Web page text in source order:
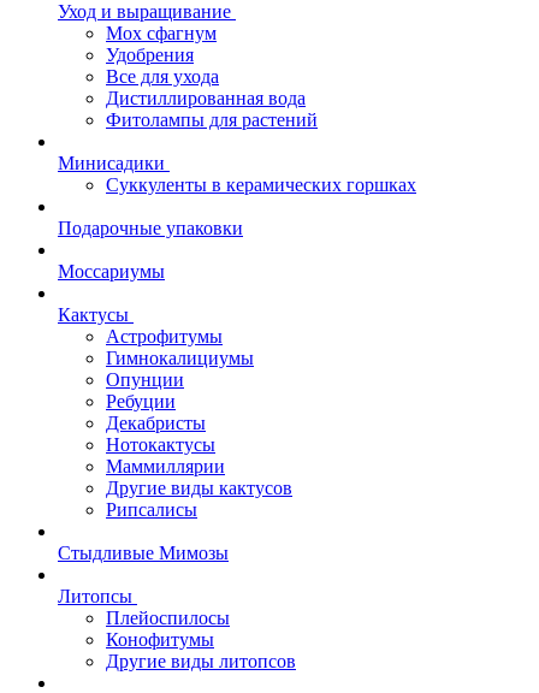
Уход и выращивание
Мох сфагнум
Удобрения
Все для ухода
Дистиллированная вода
Фитолампы для растений
Минисадики
Суккуленты в керамических горшках
Подарочные упаковки
Моссариумы
Кактусы
Астрофитумы
Гимнокалициумы
Опунции
Ребуции
Декабристы
Нотокактусы
Маммиллярии
Другие виды кактусов
Рипсалисы
Стыдливые Мимозы
Литопсы
Плейоспилосы
Конофитумы
Другие виды литопсов